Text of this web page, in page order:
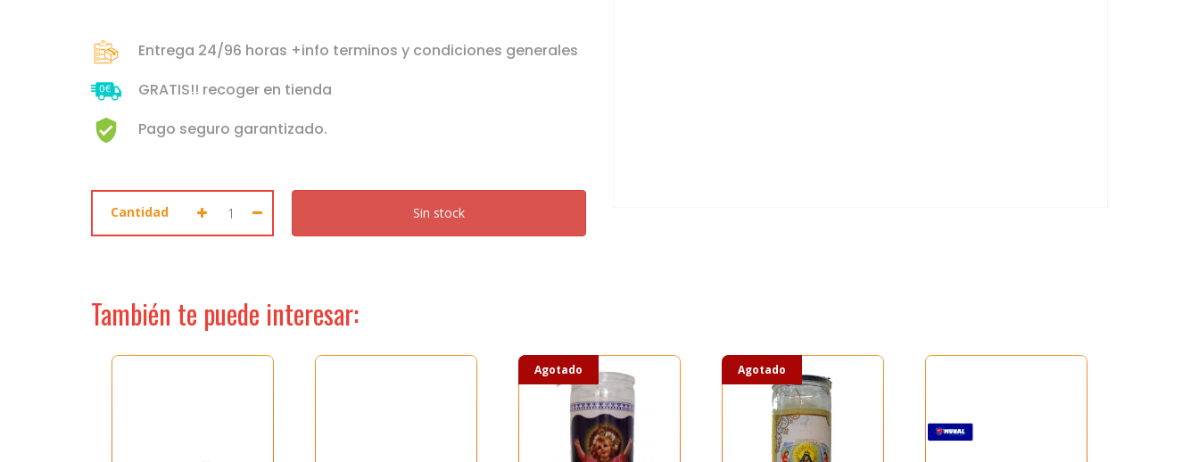
Entrega 24/96 horas +info terminos y condiciones generales
GRATIS!! recoger en tienda
Pago seguro garantizado.
Cantidad Sin stock
También te puede interesar:
Agotado Agotado